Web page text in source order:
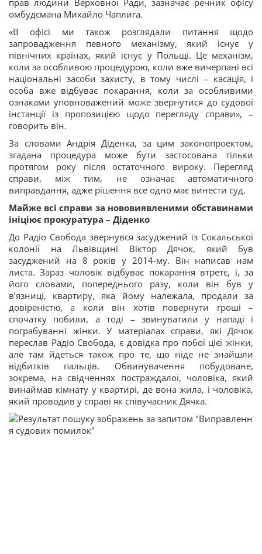
прав людини Верховної Ради, зазначає речник офісу
омбудсмана Михайло Чаплига.
«В офісі ми також розглядали питання щодо
запровадження певного механізму, який існує у
північних країнах, який існує у Польщі. Це механізм,
коли за особливою процедурою, коли вже вичерпані всі
національні засоби захисту, в тому числі – касація, і
особа вже відбуває покарання, коли за особливими
ознаками уповноважений може звернутися до судової
інстанції із пропозицією щодо перегляду справи», –
говорить він.
За словами Андрія Діденка, за цим законопроектом,
згадана процедура може бути застосована тільки
протягом року після остаточного вироку. Перегляд
справи, між тим, не означає автоматичного
виправдання, адже рішення все одно має винести суд.
Майже всі справи за нововиявленими обставинами
ініціює прокуратура – Діденко
До Радіо Свобода звернувся засуджений із Сокальської
колонії на Львівщині Віктор Дячок, який був
засуджений на 8 років у 2014-му. Він написав нам
листа. Зараз чоловік відбуває покарання втретє, і, за
його словами, попереднього разу, коли він був у
в’язниці, квартиру, яка йому належала, продали за
довіреністю, а коли він хотів повернути гроші –
спочатку побили, а тоді – звинуватили у нападі і
пограбуванні жінки. У матеріалах справи, які Дячок
переслав Радіо Свобода, є довідка про побої цієї жінки,
але там йдеться також про те, що ніде не знайшли
відбитків пальців. Обвинувачення побудоване,
зокрема, на свідченнях постраждалої, чоловіка, який
винаймав кімнату у квартирі, де вона жила, і чоловіка,
який проводив у справі як співучасник Дячка.